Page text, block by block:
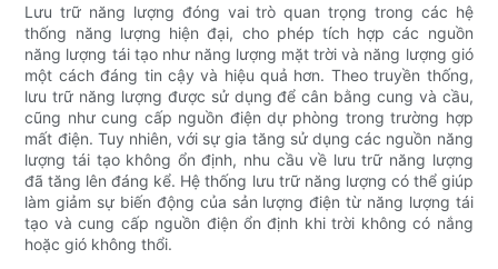
Lưu trữ năng lượng đóng vai trò quan trọng trong các hệ
thống năng lượng hiện đại, cho phép tích hợp các nguồn
năng lượng tái tạo như năng lượng mặt trời và năng lượng gió
một cách đáng tin cậy và hiệu quả hơn. Theo truyền thống,
lưu trữ năng lượng được sử dụng để cân bằng cung và cầu,
cũng như cung cấp nguồn điện dự phòng trong trường hợp
mất điện. Tuy nhiên, với sự gia tăng sử dụng các nguồn năng
lượng tái tạo không ổn định, nhu cầu về lưu trữ năng lượng
đã tăng lên đáng kể. Hệ thống lưu trữ năng lượng có thể giúp
làm giảm sự biến động của sản lượng điện từ năng lượng tái
tạo và cung cấp nguồn điện ổn định khi trời không có nắng
hoặc gió không thổi.